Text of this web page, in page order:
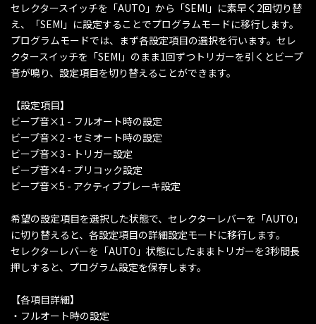
セレクタースイッチを「AUTO」から「SEMI」に素早く2回切り替
え、「SEMI」に設定することでプログラムモードに移行します。
プログラムモードでは、まず各設定項目の選択を行います。セレ
クタースイッチを「SEMI」のまま1回ずつトリガーを引くとビープ
音が鳴り、設定項目を切り替えることができます。
【設定項目】
ビープ音×1 - フルオート時の設定
ビープ音×2 - セミオート時の設定
ビープ音×3 - トリガー設定
ビープ音×4 - プリコック設定
ビープ音×5 - アクティブブレーキ設定
希望の設定項目を選択した状態で、セレクターレバーを「AUTO」
に切り替えると、各設定項目の詳細設定モードに移行します。
セレクターレバーを「AUTO」状態にしたままトリガーを3秒間長
押しすると、プログラム設定を保存します。
【各項目詳細】
・フルオート時の設定